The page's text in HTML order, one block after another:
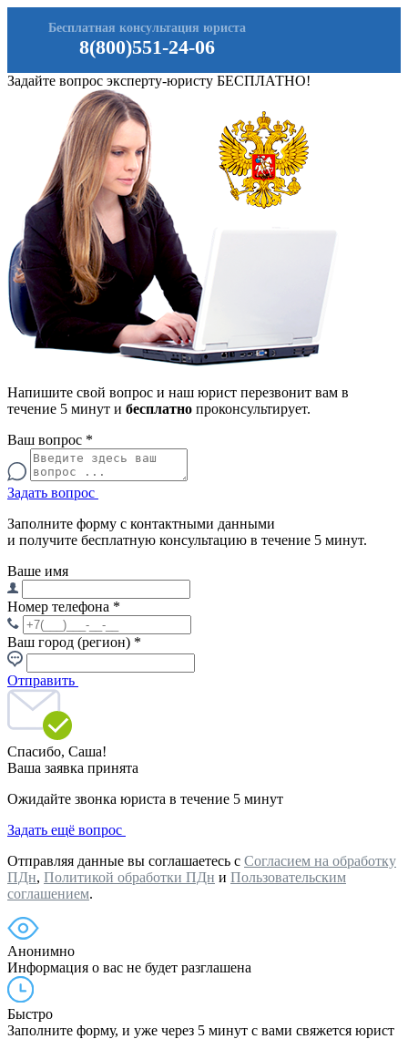
8(800)551-24-06
Бесплатная консультация юриста
Задайте вопрос эксперту-юристу БЕСПЛАТНО!
Напишите свой вопрос и наш юрист перезвонит вам в
течение 5 минут и бесплатно проконсультирует.
Ваш вопрос *
Задать вопрос
Заполните форму с контактными данными
и получите бесплатную консультацию в течение 5 минут.
Ваше имя
Номер телефона *
Ваш город (регион) *
Отправить
Спасибо, Саша!
Ваша заявка принята
Ожидайте звонка юриста в течение 5 минут
Задать ещё вопрос
Отправляя данные вы соглашаетесь с Согласием на обработку
ПДн, Политикой обработки ПДн и Пользовательским
соглашением.
Анонимно
Информация о вас не будет разглашена
Быстро
Заполните форму, и уже через 5 минут с вами свяжется юрист